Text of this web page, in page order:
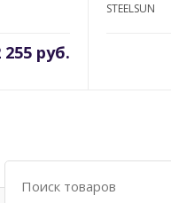
255 руб.
STEELSUN
Поиск